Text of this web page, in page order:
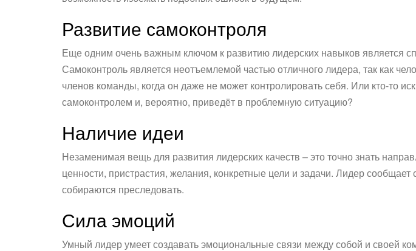
Развитие самоконтроля
Еще одним очень важным ключом к развитию лидерских навыков является
Самоконтроль является неотъемлемой частью отличного лидера, так как
членов команды, когда он даже не может контролировать себя. Или кто-то
самоконтролем и, вероятно, приведёт в проблемную ситуацию?
Наличие идеи
Незаменимая вещь для развития лидерских качеств – это точно знать
ценности, пристрастия, желания, конкретные цели и задачи. Лидер
собираются преследовать.
Сила эмоций
Умный лидер умеет создавать эмоциональные связи между собой и своей